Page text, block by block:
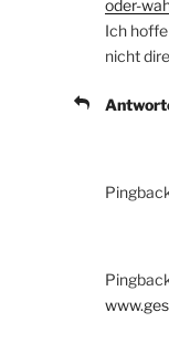
oder-
Ich
nicht